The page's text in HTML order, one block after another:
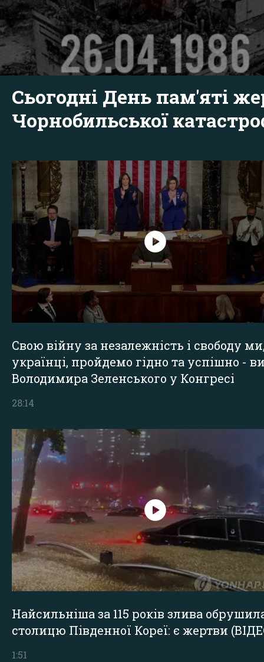
Сьогодні День пам'яті
Чорнобильської
Свою війну за незалежність і свободу
українці, пройдемо гідно та успішно -
Володимира Зеленського у Конгресі
28:14
Найсильніша за 115 років злива
столицю Південної Кореї: є жертви
1:51